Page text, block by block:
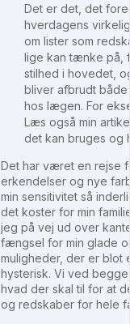
Det er det, det
hverdagens
om lister som
lige kan tænke på,
stilhed i hovedet,
bliver afbrudt
hos lægen. For
Læs også min
det kan bruges og
Det har været en rejse
erkendelser og nye
min sensitivitet så
det koster for min
jeg på vej ud over
fængsel for min glade
muligheder, der er blot
hysterisk. Vi ved
hvad der skal til for at
og redskaber for hele